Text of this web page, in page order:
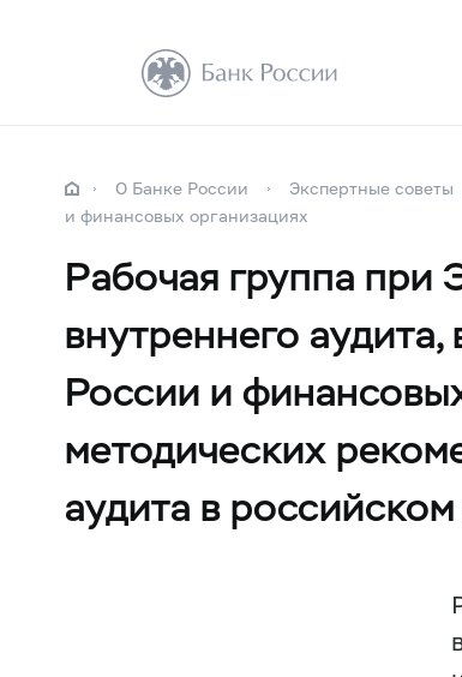
О Банке России Экспертные советы
и финансовых организациях
Рабочая группа при
внутреннего
России и
методических
аудита в